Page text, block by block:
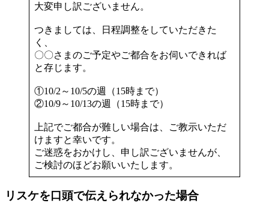
大変申し訳ございません。
つきましては、日程調整をしていただきた
く、
〇〇さまのご予定やご都合をお伺いできれば
と存じます。
①10/2～10/5の週（15時まで）
②10/9～10/13の週（15時まで）
上記でご都合が難しい場合は、ご教示いただ
けますと幸いです。
ご迷惑をおかけし、申し訳ございませんが、
ご検討のほどお願いいたします。
リスケを口頭で伝えられなかった場合